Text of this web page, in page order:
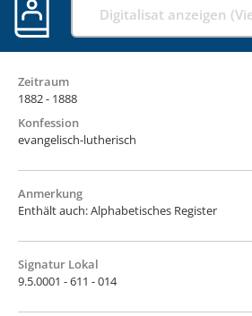
Digitalisat anzeigen
Zeitraum
1882 - 1888
Konfession
evangelisch-lutherisch
Anmerkung
Enthält auch: Alphabetisches Register
Signatur Lokal
9.5.0001 - 611 - 014